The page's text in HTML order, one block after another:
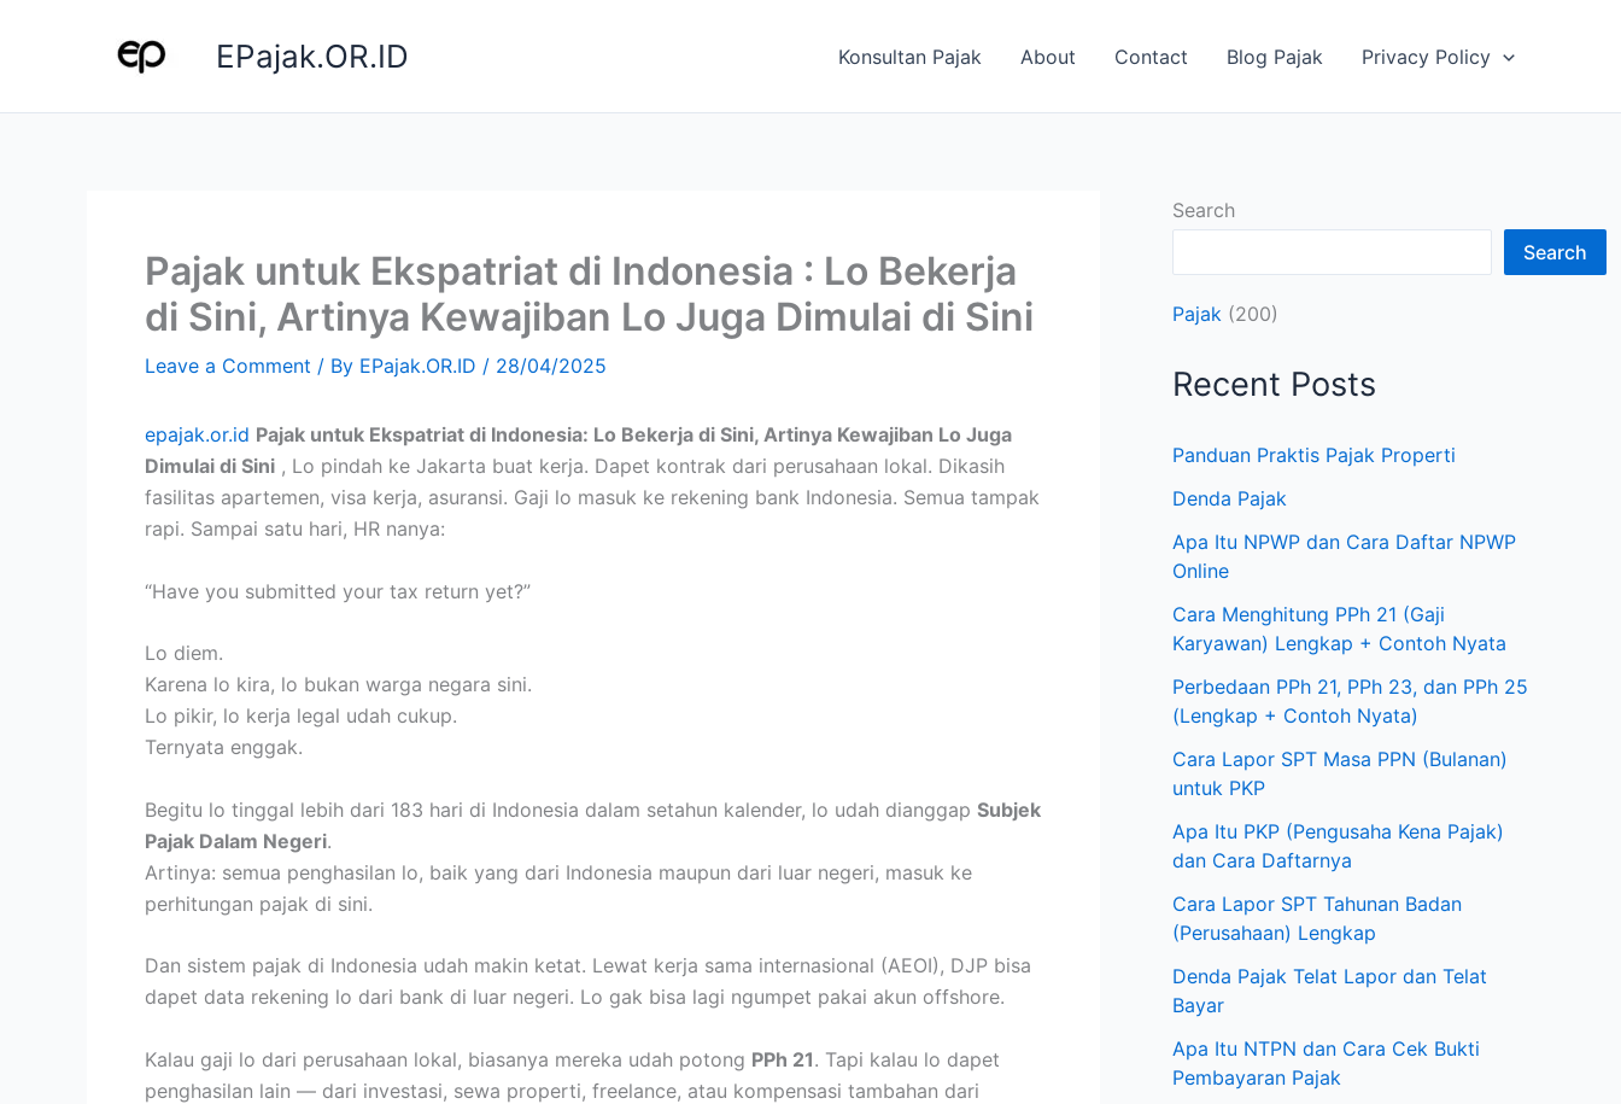
EPajak.OR.ID Konsultan Pajak About Contact Blog Pajak Privacy Policy
Pajak untuk Ekspatriat di Indonesia : Lo Bekerja
di Sini, Artinya Kewajiban Lo Juga Dimulai di Sini
Leave a Comment / By EPajak.OR.ID / 28/04/2025
epajak.or.id Pajak untuk Ekspatriat di Indonesia: Lo Bekerja di Sini, Artinya Kewajiban Lo Juga
Dimulai di Sini , Lo pindah ke Jakarta buat kerja. Dapet kontrak dari perusahaan lokal. Dikasih
fasilitas apartemen, visa kerja, asuransi. Gaji lo masuk ke rekening bank Indonesia. Semua tampak
rapi. Sampai satu hari, HR nanya:
“Have you submitted your tax return yet?”
Lo diem.
Karena lo kira, lo bukan warga negara sini.
Lo pikir, lo kerja legal udah cukup.
Ternyata enggak.
Begitu lo tinggal lebih dari 183 hari di Indonesia dalam setahun kalender, lo udah dianggap Subjek
Pajak Dalam Negeri.
Artinya: semua penghasilan lo, baik yang dari Indonesia maupun dari luar negeri, masuk ke
perhitungan pajak di sini.
Dan sistem pajak di Indonesia udah makin ketat. Lewat kerja sama internasional (AEOI), DJP bisa
dapet data rekening lo dari bank di luar negeri. Lo gak bisa lagi ngumpet pakai akun offshore.
Kalau gaji lo dari perusahaan lokal, biasanya mereka udah potong PPh 21. Tapi kalau lo dapet
penghasilan lain — dari investasi, sewa properti, freelance, atau kompensasi tambahan dari
Search
Search
Pajak (200)
Recent Posts
Panduan Praktis Pajak Properti
Denda Pajak
Apa Itu NPWP dan Cara Daftar NPWP
Online
Cara Menghitung PPh 21 (Gaji
Karyawan) Lengkap + Contoh Nyata
Perbedaan PPh 21, PPh 23, dan PPh 25
(Lengkap + Contoh Nyata)
Cara Lapor SPT Masa PPN (Bulanan)
untuk PKP
Apa Itu PKP (Pengusaha Kena Pajak)
dan Cara Daftarnya
Cara Lapor SPT Tahunan Badan
(Perusahaan) Lengkap
Denda Pajak Telat Lapor dan Telat
Bayar
Apa Itu NTPN dan Cara Cek Bukti
Pembayaran Pajak